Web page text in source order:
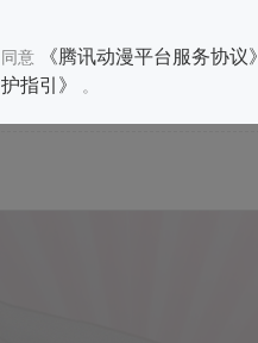
同意 《腾讯动漫平台服务协议》
护指引》
。